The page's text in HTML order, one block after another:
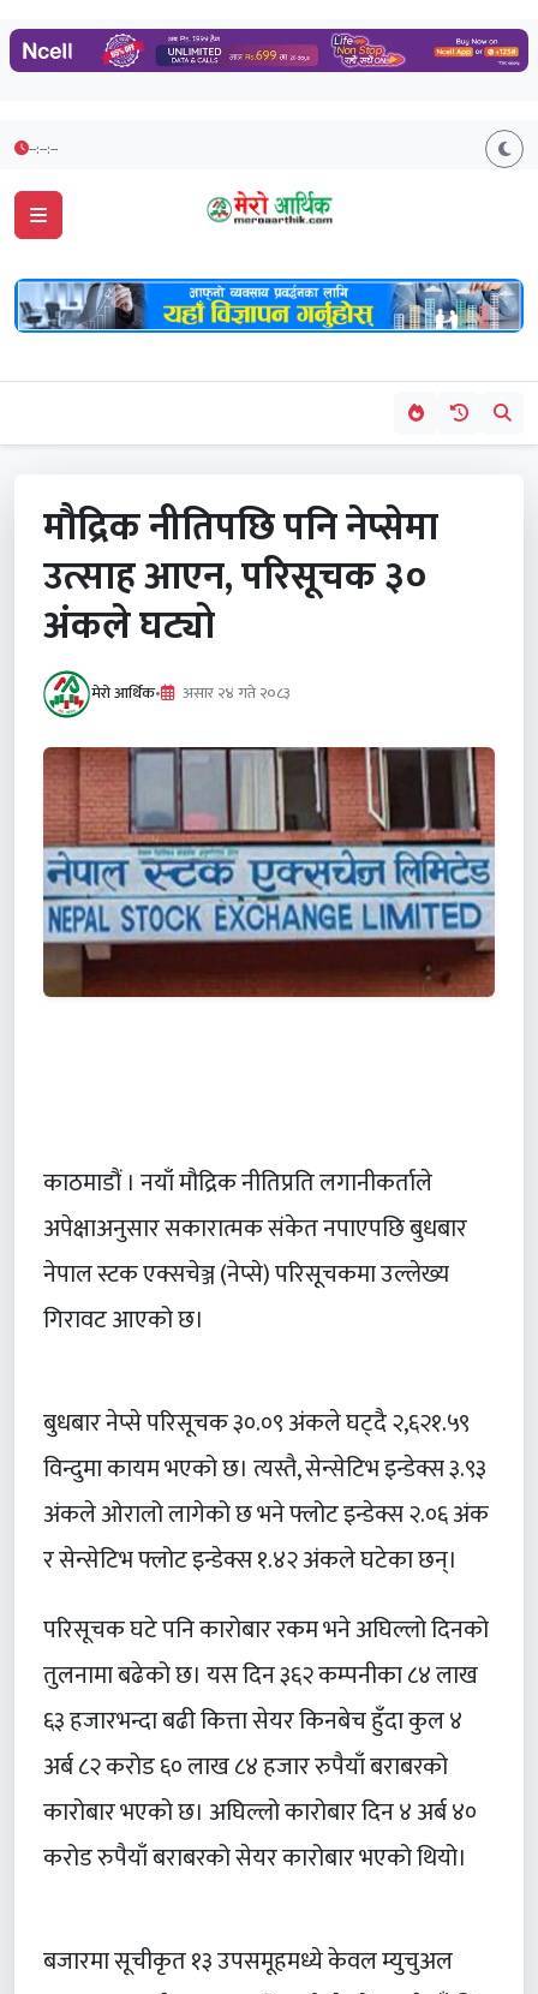
--:--:--
मौद्रिक नीतिपछि पनि नेप्सेमा
उत्साह आएन, परिसूचक ३०
अंकले घट्यो
मेरो आर्थिक• असार २४ गते २०८३
काठमाडौं । नयाँ मौद्रिक नीतिप्रति लगानीकर्ताले
अपेक्षाअनुसार सकारात्मक संकेत नपाएपछि बुधबार
नेपाल स्टक एक्सचेञ्ज (नेप्से) परिसूचकमा उल्लेख्य
गिरावट आएको छ।
बुधबार नेप्से परिसूचक ३०.०९ अंकले घट्दै २,६२१.५९
विन्दुमा कायम भएको छ। त्यस्तै, सेन्सेटिभ इन्डेक्स ३.९३
अंकले ओरालो लागेको छ भने फ्लोट इन्डेक्स २.०६ अंक
र सेन्सेटिभ फ्लोट इन्डेक्स १.४२ अंकले घटेका छन्।
परिसूचक घटे पनि कारोबार रकम भने अघिल्लो दिनको
तुलनामा बढेको छ। यस दिन ३६२ कम्पनीका ८४ लाख
६३ हजारभन्दा बढी कित्ता सेयर किनबेच हुँदा कुल ४
अर्ब ८२ करोड ६० लाख ८४ हजार रुपैयाँ बराबरको
कारोबार भएको छ। अघिल्लो कारोबार दिन ४ अर्ब ४०
करोड रुपैयाँ बराबरको सेयर कारोबार भएको थियो।
बजारमा सूचीकृत १३ उपसमूहमध्ये केवल म्युचुअल